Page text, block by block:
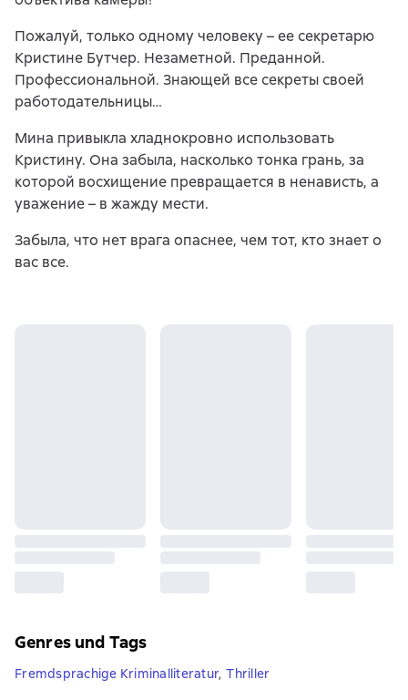
Пожалуй, только одному человеку – ее секретарю
Кристине Бутчер. Незаметной. Преданной.
Профессиональной. Знающей все секреты своей
работодательницы…
Мина привыкла хладнокровно использовать
Кристину. Она забыла, насколько тонка грань, за
которой восхищение превращается в ненависть, а
уважение – в жажду мести.
Забыла, что нет врага опаснее, чем тот, кто знает о
вас все.
Genres und Tags
Fremdsprachige Kriminalliteratur, Thriller